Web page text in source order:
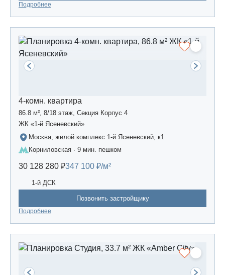
Подробнее
4-комн. квартира
86.8 м², 8/18 этаж, Секция Корпус 4
ЖК «1-й Ясеневский»
Москва, жилой комплекс 1-й Ясеневский, к1
Корниловская · 9 мин. пешком
30 128 280 ₽347 100 ₽/м²
1-й ДСК
Позвонить застройщику
Подробнее